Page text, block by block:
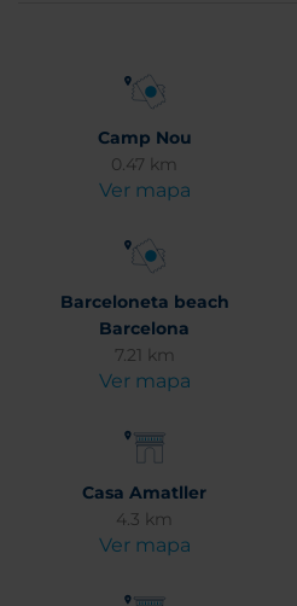
Camp Nou
0.47 km
Ver mapa
Barceloneta beach
Barcelona
7.21 km
Ver mapa
Casa Amatller
4.3 km
Ver mapa